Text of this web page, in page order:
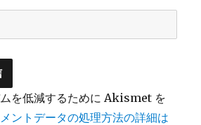
を低減するために Akismet を
ントデータの処理方法の詳細は